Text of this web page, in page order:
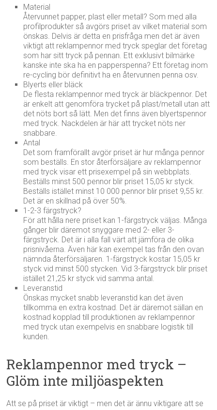
Material
Återvunnet papper, plast eller metall? Som med alla
profilprodukter så avgörs priset av vilket material som
önskas. Delvis är detta en prisfråga men det är även
viktigt att reklampennor med tryck speglar det företag
som har sitt tryck på pennan. Ett exklusivt bilmärke
kanske inte ska ha en papperspenna? Ett företag inom
re-cycling bör definitivt ha en återvunnen penna osv.
Blyerts eller bläck
De flesta reklampennor med tryck är bläckpennor. Det
är enkelt att genomföra trycket på plast/metall utan att
det nöts bort så lätt. Men det finns även blyertspennor
med tryck. Nackdelen är här att trycket nöts ner
snabbare.
Antal
Det som framförallt avgör priset är hur många pennor
som beställs. En stor återförsäljare av reklampennor
med tryck visar ett prisexempel på sin webbplats.
Beställs minst 500 pennor blir priset 15,05 kr styck.
Beställs istället minst 10 000 pennor blir priset 9,55 kr.
Det är en skillnad på över 50%.
1-2-3 färgstryck?
För att hålla nere priset kan 1-färgstryck väljas. Många
gånger blir däremot snyggare med 2- eller 3-
färgstryck. Det är i alla fall värt att jämföra de olika
prisnivåerna. Även här kan exempel tas från den ovan
nämnda återförsäljaren. 1-färgstryck kostar 15,05 kr
styck vid minst 500 stycken. Vid 3-färgstryck blir priset
istället 21,25 kr styck vid samma antal.
Leveranstid
Önskas mycket snabb leveranstid kan det även
tillkomma en extra kostnad. Det är däremot sällan en
kostnad kopplad till produktionen av reklampennor
med tryck utan exempelvis en snabbare logistik till
kunden.
Reklampennor med tryck –
Glöm inte miljöaspekten
Att se på priset är viktigt – men det är ännu viktigare att se